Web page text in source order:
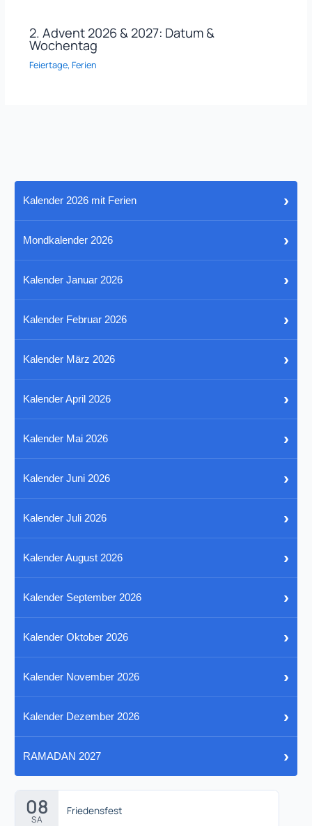
2. Advent 2026 & 2027: Datum &
Wochentag
Feiertage, Ferien
Kalender 2026 mit Ferien ›
Mondkalender 2026 ›
Kalender Januar 2026 ›
Kalender Februar 2026 ›
Kalender März 2026 ›
Kalender April 2026 ›
Kalender Mai 2026 ›
Kalender Juni 2026 ›
Kalender Juli 2026 ›
Kalender August 2026 ›
Kalender September 2026 ›
Kalender Oktober 2026 ›
Kalender November 2026 ›
Kalender Dezember 2026 ›
RAMADAN 2027 ›
08
SA
Friedensfest